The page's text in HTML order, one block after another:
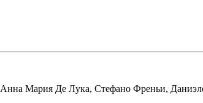
Анна Мария Де Лука, Стефано Френьи,